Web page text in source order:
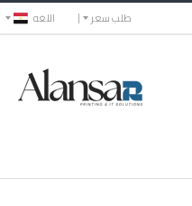
اللغه طلب سعر